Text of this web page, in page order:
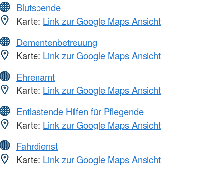
Blutspende
Karte: Link zur Google Maps Ansicht
Dementenbetreuung
Karte: Link zur Google Maps Ansicht
Ehrenamt
Karte: Link zur Google Maps Ansicht
Entlastende Hilfen für Pflegende
Karte: Link zur Google Maps Ansicht
Fahrdienst
Karte: Link zur Google Maps Ansicht